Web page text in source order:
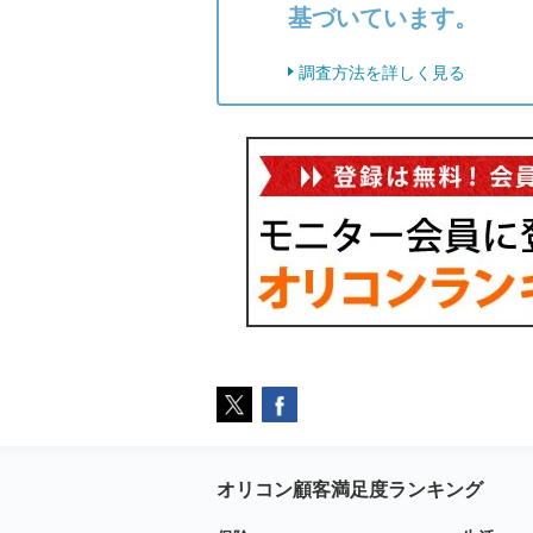
基づいています。
調査方法を詳しく見る
オリコン顧客満足度ランキング